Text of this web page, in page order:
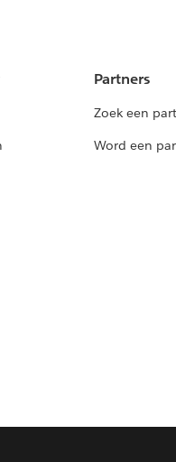
Partners
Zoek een
Word een